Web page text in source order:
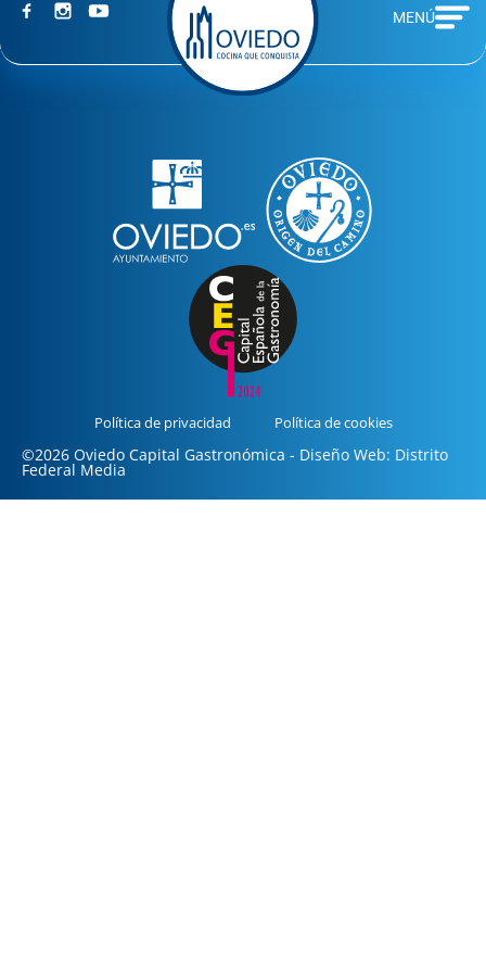
MENÚ
Política de privacidad Política de cookies
©2026 Oviedo Capital Gastronómica - Diseño Web: Distrito
Federal Media